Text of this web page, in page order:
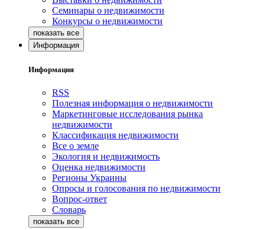
Семинары о недвижимости
Конкурсы о недвижимости
Информация
Информация
RSS
Полезная информация о недвижимости
Маркетинговые исследования рынка
недвижимости
Классификация недвижимости
Все о земле
Экология и недвижимость
Оценка недвижимости
Регионы Украины
Опросы и голосования по недвижимости
Вопрос-ответ
Словарь